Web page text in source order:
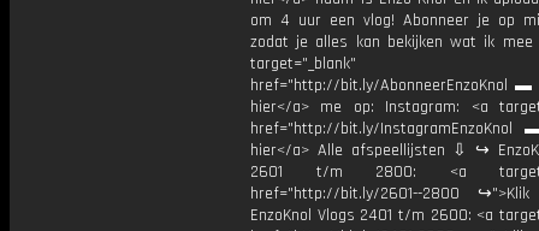
om 4 uur een vlog! Abonneer je op
zodat je alles kan bekijken wat ik mee
target="_blank"
href="http://bit.ly/AbonneerEnzoKnol ▬
hier</a> me op: Instagram: <a
href="http://bit.ly/InstagramEnzoKnol
hier</a> Alle afspeellijsten ⇩ ↪
2601 t/m 2800: <a
href="http://bit.ly/2601--2800
EnzoKnol Vlogs 2401 t/m 2600: <a